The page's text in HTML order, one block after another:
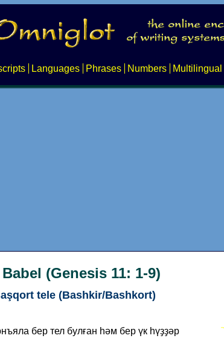
Languages Phrases Numbers
(Genesis 11: 1-9)
tele (Bashkir/Bashkort)
бер тел булған һәм бер үк һүҙҙәр